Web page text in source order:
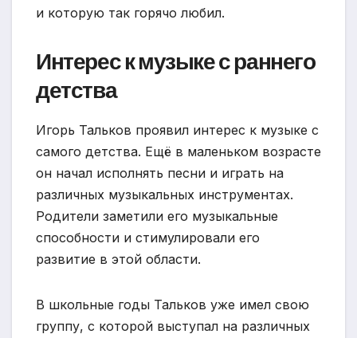
и которую так горячо любил.
Интерес к музыке с раннего
детства
Игорь Тальков проявил интерес к музыке с
самого детства. Ещё в маленьком возрасте
он начал исполнять песни и играть на
различных музыкальных инструментах.
Родители заметили его музыкальные
способности и стимулировали его
развитие в этой области.
В школьные годы Тальков уже имел свою
группу, с которой выступал на различных